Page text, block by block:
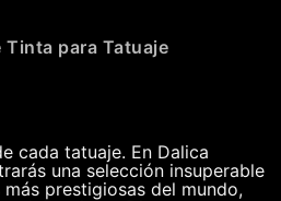
Tinta para Tatuaje
cada tatuaje. En Dalica
una selección insuperable
prestigiosas del mundo,